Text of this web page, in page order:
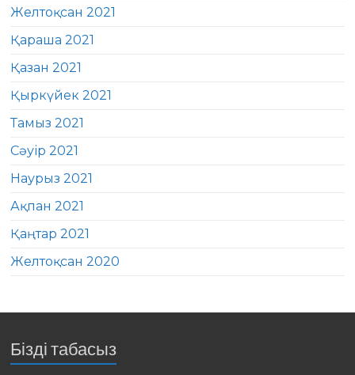
Желтоқсан 2021
Қараша 2021
Қазан 2021
Қыркүйек 2021
Тамыз 2021
Сәуір 2021
Наурыз 2021
Ақпан 2021
Қаңтар 2021
Желтоқсан 2020
Бізді табасыз